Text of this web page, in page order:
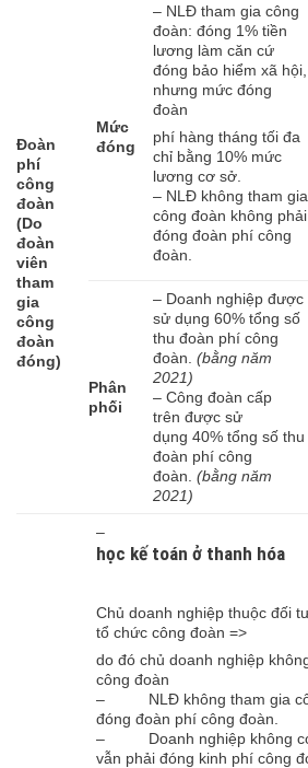
Đoàn
phí
công
đoàn
(Do
đoàn
viên
tham
gia
công
đoàn
đóng)
Mức
đóng
– NLĐ tham gia công
đoàn: đóng 1% tiền
lương làm căn cứ
đóng bảo hiểm xã hội,
nhưng mức đóng
đoàn
phí hàng tháng tối đa
chỉ bằng 10% mức
lương cơ sở.
– NLĐ không tham gia
công đoàn không phải
đóng đoàn phí công
đoàn.
Phân
phối
– Doanh nghiệp được
sử dụng 60% tổng số
thu đoàn phí công
đoàn.(bằng năm
2021)
– Công đoàn cấp
trên được sử
dụng 40% tổng số thu
đoàn phí công
đoàn.(bằng năm
2021)
–
học kế toán ở thanh hóa
Chủ doanh nghiệp thuộc đối
tổ chức công đoàn =>
do đó chủ doanh nghiệp
công đoàn
– NLĐ không tham gia
đóng đoàn phí công đoàn.
– Doanh nghiệp không có
vẫn phải đóng kinh phí công